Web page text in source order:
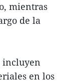
mientras
de la
incluyen
en los